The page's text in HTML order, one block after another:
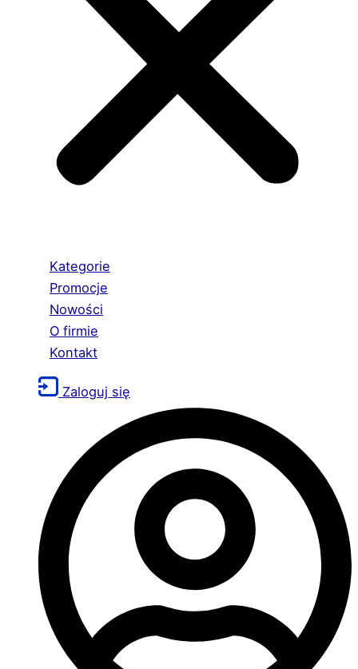
Kategorie
Promocje
Nowości
O firmie
Kontakt
Zaloguj się